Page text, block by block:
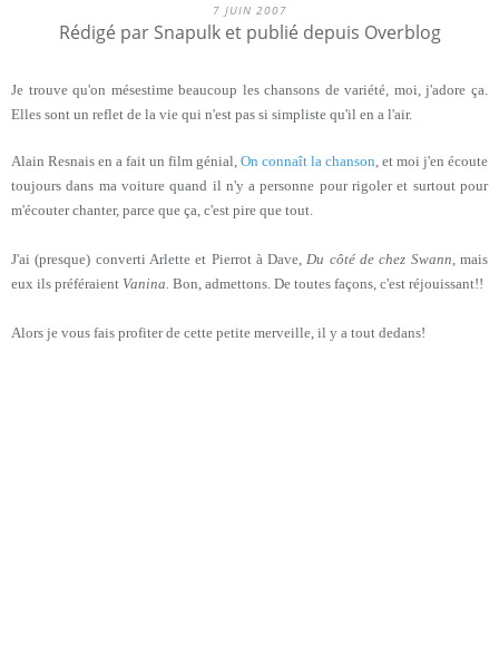
7 JUIN 2007
Rédigé par Snapulk et publié depuis Overblog
Je trouve qu'on mésestime beaucoup les chansons de variété, moi, j'adore ça.
Elles sont un reflet de la vie qui n'est pas si simpliste qu'il en a l'air.
Alain Resnais en a fait un film génial, On connaît la chanson , et moi j'en écoute
toujours dans ma voiture quand il n'y a personne pour rigoler et surtout pour
m'écouter chanter, parce que ça, c'est pire que tout.
J'ai (presque) converti Arlette et Pierrot à Dave, Du côté de chez Swann , mais
eux ils préféraient Vanina. Bon, admettons. De toutes façons, c'est réjouissant!!
Alors je vous fais profiter de cette petite merveille, il y a tout dedans!